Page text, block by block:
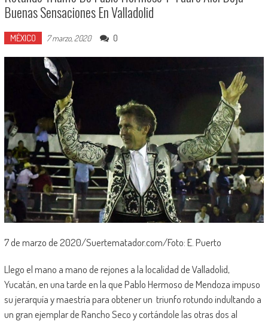
Buenas Sensaciones En Valladolid
MÉXICO 7 marzo, 2020 0
7 de marzo de 2020/Suertematador.com/Foto: E. Puerto
Llego el mano a mano de rejones a la localidad de Valladolid,
Yucatán, en una tarde en la que Pablo Hermoso de Mendoza impuso
su jerarquía y maestría para obtener un triunfo rotundo indultando a
un gran ejemplar de Rancho Seco y cortándole las otras dos al